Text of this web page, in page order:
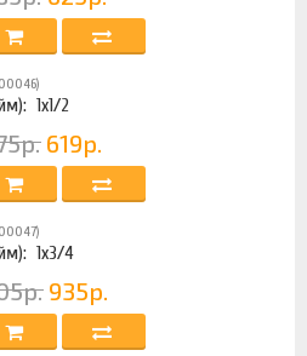
1х1/2
619р.
1х3/4
935р.